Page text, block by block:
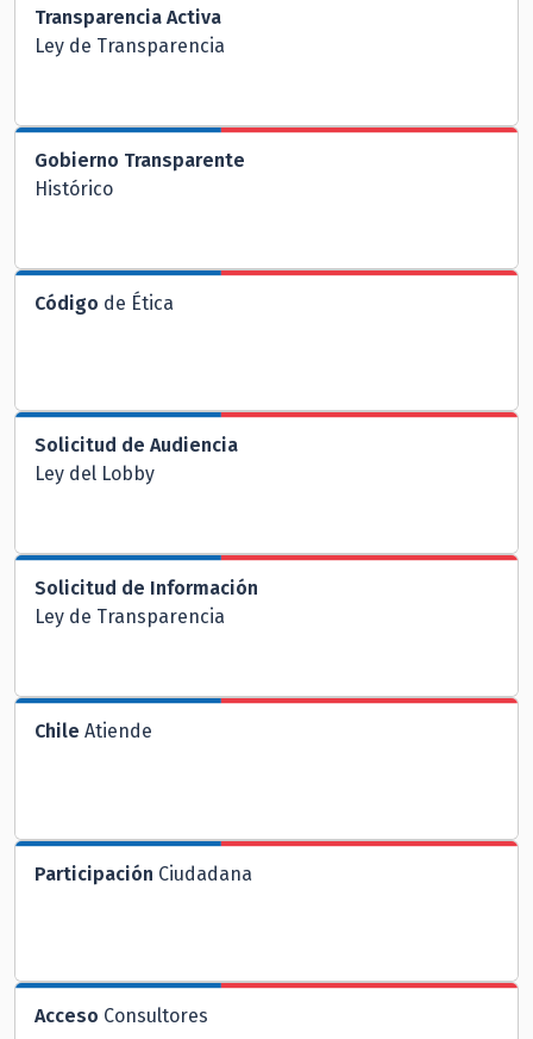
Transparencia Activa
Ley de Transparencia
Gobierno Transparente
Histórico
Código de Ética
Solicitud de Audiencia
Ley del Lobby
Solicitud de Información
Ley de Transparencia
Chile Atiende
Participación Ciudadana
Acceso Consultores